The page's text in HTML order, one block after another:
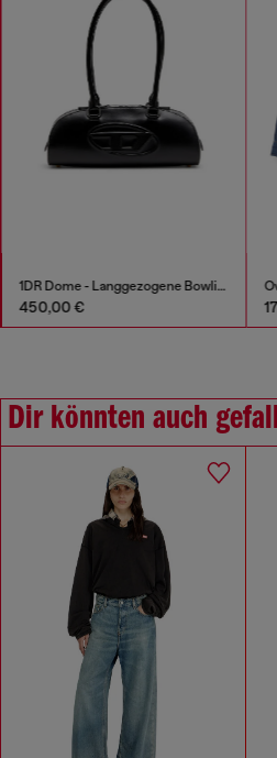
1DR Dome - Langgezogene Bowlingtasche aus Leder
450,00 €
Dir könnten auch